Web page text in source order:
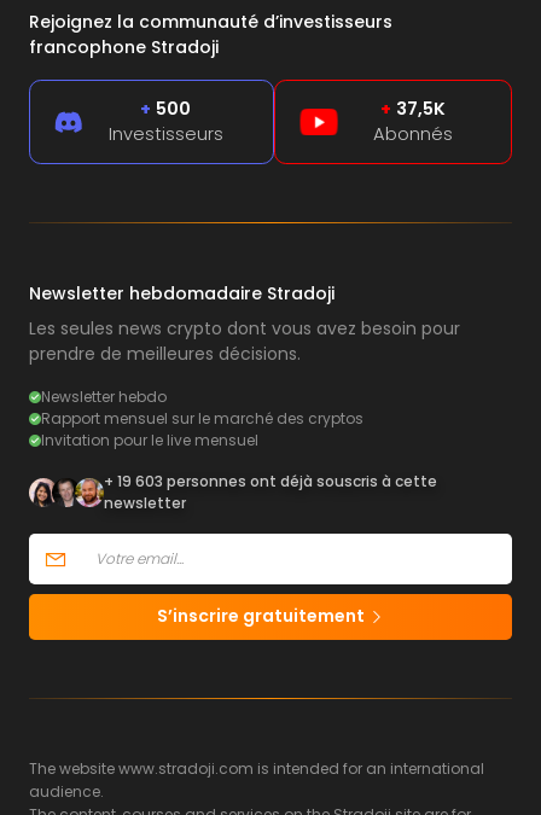
Rejoignez la communauté d’investisseurs
francophone Stradoji
+ 500
Investisseurs
+ 37,5K
Abonnés
Newsletter hebdomadaire Stradoji
Les seules news crypto dont vous avez besoin pour
prendre de meilleures décisions.
Newsletter hebdo
Rapport mensuel sur le marché des cryptos
Invitation pour le live mensuel
+ 19 603 personnes ont déjà souscris à cette
newsletter
S’inscrire gratuitement
The website www.stradoji.com is intended for an international
audience.